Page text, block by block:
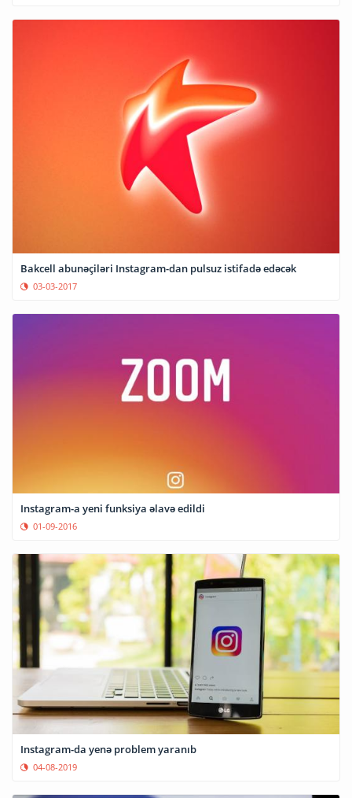
Bakcell abunəçiləri Instagram-dan pulsuz istifadə edəcək
03-03-2017
Instagram-a yeni funksiya əlavə edildi
01-09-2016
Instagram-da yenə problem yaranıb
04-08-2019